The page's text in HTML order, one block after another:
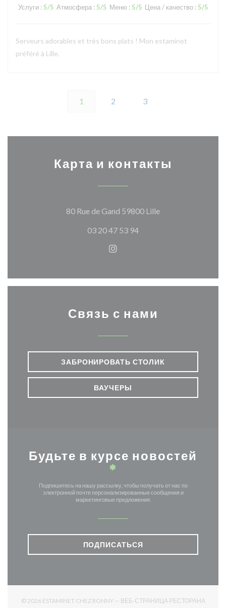
Услуги : 5/5 Атмосфера : 5/5 Меню : 5/5 Цена / качество : 5/5
Serveurs adorables et très bons plats ! Mon estaminet
préféré à Lille.
1 2 3
Карта и контакты
80 Rue de Gand 59800 Lille((открывается в
03 20 47 53 94
Instagram ((открывается в
Связь с нами
ЗАБРОНИРОВАТЬ СТОЛИК
ВАУЧЕРЫ
Будьте в курсе новостей
*
Подпишитесь на нашу рассылку, чтобы получать от нас по
электронной почте персонализированные сообщения и
маркетинговые предложения.
ПОДПИСАТЬСЯ
© 2026 ESTAMINET CHEZ RONNY — ВЕБ-СТРАНИЦА РЕСТОРАНА